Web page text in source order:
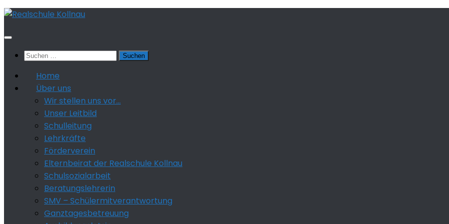
Zum
springen
Suchen
Home
Über uns
Wir stellen uns vor…
Unser Leitbild
Schulleitung
Lehrkräfte
Förderverein
Elternbeirat der Realschule Kollnau
Schulsozialarbeit
Beratungslehrerin
SMV – Schülermitverantwortung
Ganztagesbetreuung